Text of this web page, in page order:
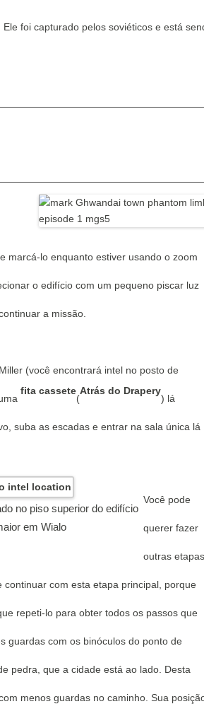
Ele foi capturado pelos soviéticos e está
marcá-lo enquanto estiver usando o zoom
o edifício com um pequeno piscar luz
a missão.
(você encontrará intel no posto de
fita cassete
(
Atrás do Drapery
) lá
suba as escadas e entrar na sala única lá
no piso superior do edifício
em Wialo
Você pode
querer fazer
outras etapas
continuar com esta etapa principal, porque
repeti-lo para obter todos os passos que
guardas com os binóculos do ponto de
pedra, que a cidade está ao lado. Desta
menos guardas no caminho. Sua